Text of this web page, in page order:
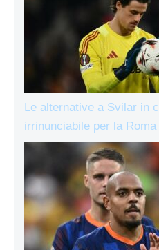
Le alternative a Svilar in
irrinunciabile per la Roma